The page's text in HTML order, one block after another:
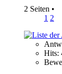
2 Seiten •
1 2
Hits: